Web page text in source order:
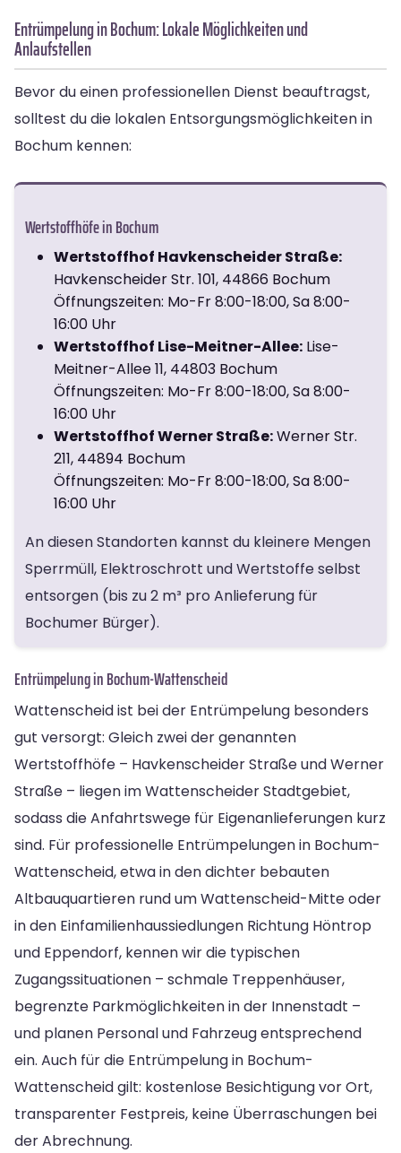
Entrümpelung in Bochum: Lokale Möglichkeiten und
Anlaufstellen
Bevor du einen professionellen Dienst beauftragst,
solltest du die lokalen Entsorgungsmöglichkeiten in
Bochum kennen:
Wertstoffhöfe in Bochum
Wertstoffhof Havkenscheider Straße:
Havkenscheider Str. 101, 44866 Bochum
Öffnungszeiten: Mo-Fr 8:00-18:00, Sa 8:00-
16:00 Uhr
Wertstoffhof Lise-Meitner-Allee: Lise-
Meitner-Allee 11, 44803 Bochum
Öffnungszeiten: Mo-Fr 8:00-18:00, Sa 8:00-
16:00 Uhr
Wertstoffhof Werner Straße:Werner Str.
211, 44894 Bochum
Öffnungszeiten: Mo-Fr 8:00-18:00, Sa 8:00-
16:00 Uhr
An diesen Standorten kannst du kleinere Mengen
Sperrmüll, Elektroschrott und Wertstoffe selbst
entsorgen (bis zu 2 m³ pro Anlieferung für
Bochumer Bürger).
Entrümpelung in Bochum-Wattenscheid
Wattenscheid ist bei der Entrümpelung besonders
gut versorgt: Gleich zwei der genannten
Wertstoffhöfe – Havkenscheider Straße und Werner
Straße – liegen im Wattenscheider Stadtgebiet,
sodass die Anfahrtswege für Eigenanlieferungen kurz
sind. Für professionelle Entrümpelungen in Bochum-
Wattenscheid, etwa in den dichter bebauten
Altbauquartieren rund um Wattenscheid-Mitte oder
in den Einfamilienhaussiedlungen Richtung Höntrop
und Eppendorf, kennen wir die typischen
Zugangssituationen – schmale Treppenhäuser,
begrenzte Parkmöglichkeiten in der Innenstadt –
und planen Personal und Fahrzeug entsprechend
ein. Auch für die Entrümpelung in Bochum-
Wattenscheid gilt: kostenlose Besichtigung vor Ort,
transparenter Festpreis, keine Überraschungen bei
der Abrechnung.